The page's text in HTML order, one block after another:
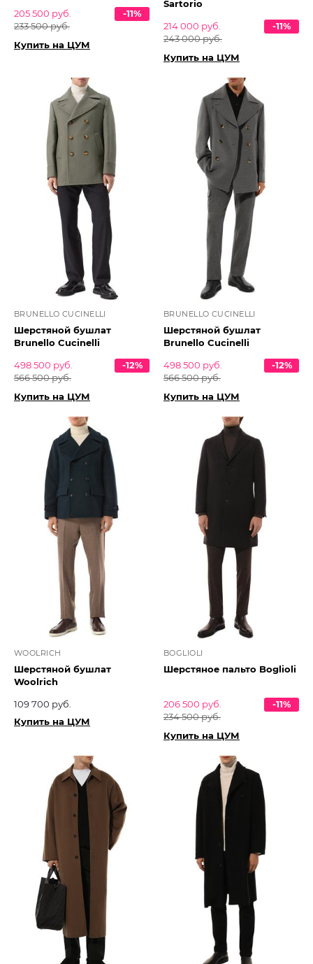
205 500 руб.
233 500 руб.
-11%
Купить на ЦУМ
Sartorio
214 000 руб.
243 000 руб.
-11%
Купить на ЦУМ
BRUNELLO CUCINELLI
Шерстяной бушлат
Brunello Cucinelli
498 500 руб.
566 500 руб.
-12%
Купить на ЦУМ
BRUNELLO CUCINELLI
Шерстяной бушлат
Brunello Cucinelli
498 500 руб.
566 500 руб.
-12%
Купить на ЦУМ
WOOLRICH
Шерстяной бушлат
Woolrich
109 700 руб.
Купить на ЦУМ
BOGLIOLI
Шерстяное пальто Boglioli
206 500 руб.
234 500 руб.
-11%
Купить на ЦУМ